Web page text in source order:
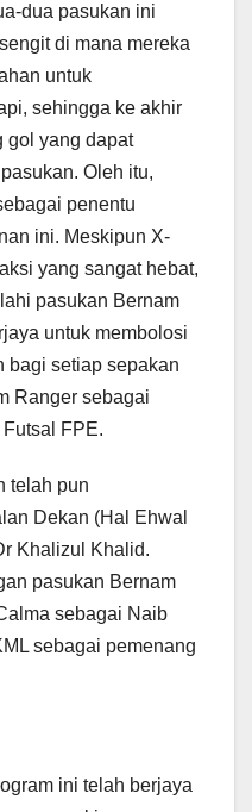
dua pasukan ini
di mana mereka
untuk
sehingga ke akhir
gol yang dapat
Oleh itu,
penentu
ini. Meskipun X-
yang sangat hebat,
pasukan Bernam
untuk membolosi
bagi setiap sepakan
Ranger sebagai
FPE.
telah pun
Dekan (Hal Ehwal
Khalizul Khalid.
pasukan Bernam
sebagai Naib
sebagai pemenang
ini telah berjaya